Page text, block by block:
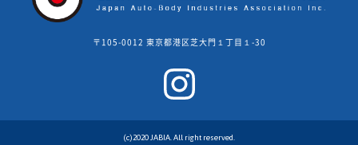
〒105-0012 東京都港区芝大門１丁目１-30
(c)2020 JABIA. All right reserved.